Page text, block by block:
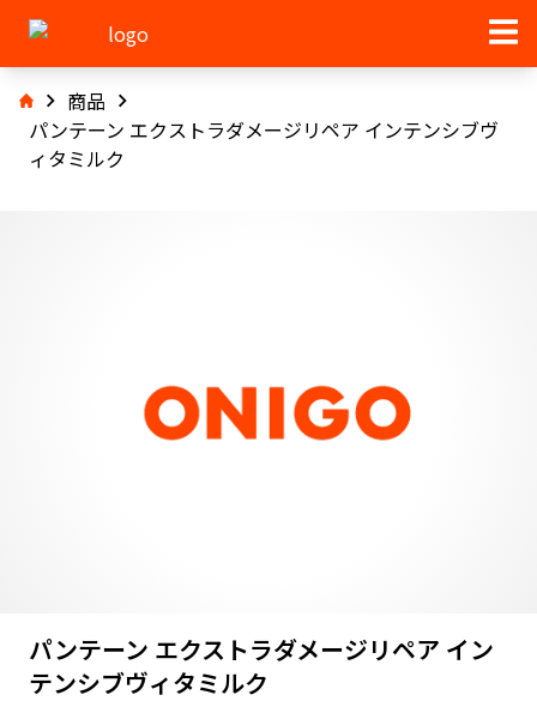
商品
パンテーン エクストラダメージリペア インテンシブヴ
ィタミルク
パンテーン エクストラダメージリペア イン
テンシブヴィタミルク